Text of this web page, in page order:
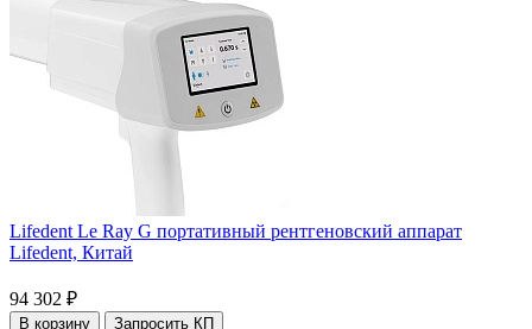
Lifedent Le Ray G портативный рентгеновский аппарат
Lifedent, Китай
94 302 ₽
В корзину Запросить КП